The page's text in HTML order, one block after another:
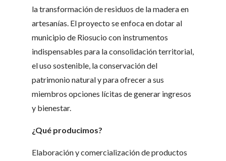
la transformación de residuos de la madera en
artesanías. El proyecto se enfoca en dotar al
municipio de Riosucio con instrumentos
indispensables para la consolidación territorial,
el uso sostenible, la conservación del
patrimonio natural y para ofrecer a sus
miembros opciones lícitas de generar ingresos
y bienestar.
¿Qué producimos?
Elaboración y comercialización de productos